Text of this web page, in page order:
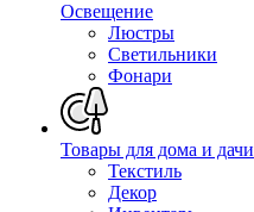
Освещение
Люстры
Светильники
Фонари
Товары для дома и дачи
Текстиль
Декор